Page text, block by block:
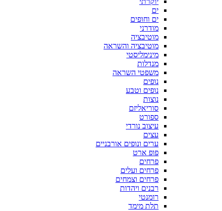
ים
ים וחופים
מודרני
מוטיבציה
מוטיבציה והשראה
מינימליסטי
מנדלות
משפטי השראה
נופים
נופים וטבע
נוצות
סוריאליזם
ספורט
עיצוב נורדי
עצים
ערים ונופים אורבניים
פופ ארט
פרחים
פרחים ועלים
פרחים וצמחים
רבנים ויהדות
רומנטי
תלת מימד